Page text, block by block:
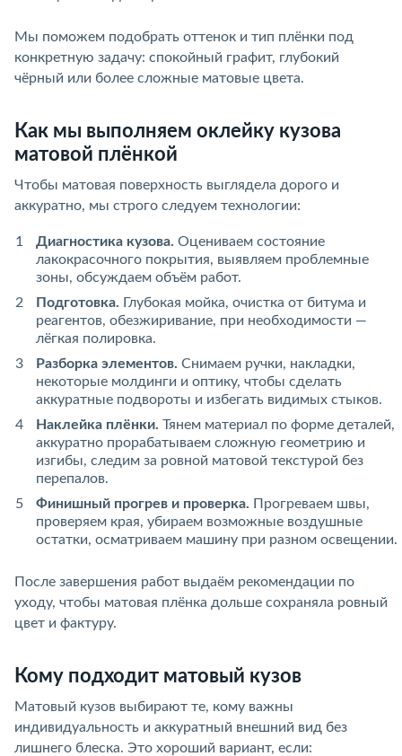
Мы поможем подобрать оттенок и тип плёнки под
конкретную задачу: спокойный графит, глубокий
чёрный или более сложные матовые цвета.
Как мы выполняем оклейку кузова
матовой плёнкой
Чтобы матовая поверхность выглядела дорого и
аккуратно, мы строго следуем технологии:
Диагностика кузова. Оцениваем состояние
лакокрасочного покрытия, выявляем проблемные
зоны, обсуждаем объём работ.
Подготовка. Глубокая мойка, очистка от битума и
реагентов, обезжиривание, при необходимости —
лёгкая полировка.
Разборка элементов. Снимаем ручки, накладки,
некоторые молдинги и оптику, чтобы сделать
аккуратные подвороты и избегать видимых стыков.
Наклейка плёнки. Тянем материал по форме деталей,
аккуратно прорабатываем сложную геометрию и
изгибы, следим за ровной матовой текстурой без
перепалов.
Финишный прогрев и проверка. Прогреваем швы,
проверяем края, убираем возможные воздушные
остатки, осматриваем машину при разном освещении.
После завершения работ выдаём рекомендации по
уходу, чтобы матовая плёнка дольше сохраняла ровный
цвет и фактуру.
Кому подходит матовый кузов
Матовый кузов выбирают те, кому важны
индивидуальность и аккуратный внешний вид без
лишнего блеска. Это хороший вариант, если: